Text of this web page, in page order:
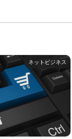
ネットビジネス